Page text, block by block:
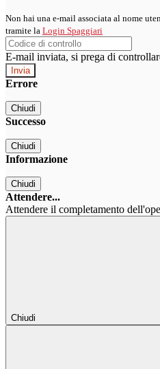
Non hai una e-mail associata al nome
tramite la Login Spaggiari
E-mail inviata, si prega di
Errore
Chiudi
Successo
Chiudi
Informazione
Chiudi
Attendere...
Attendere il completamento
Chiudi